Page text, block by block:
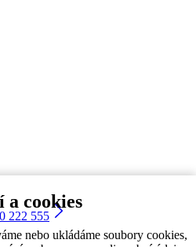
a cookies
nebo ukládáme soubory cookies,
222 555